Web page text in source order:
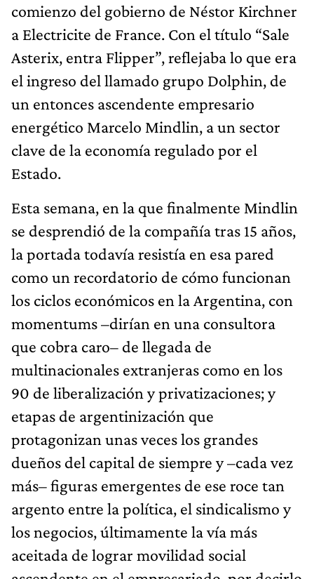
comienzo del gobierno de Néstor Kirchner
a Electricite de France. Con el título “Sale
Asterix, entra Flipper”, reflejaba lo que era
el ingreso del llamado grupo Dolphin, de
un entonces ascendente empresario
energético Marcelo Mindlin, a un sector
clave de la economía regulado por el
Estado.
Esta semana, en la que finalmente Mindlin
se desprendió de la compañía tras 15 años,
la portada todavía resistía en esa pared
como un recordatorio de cómo funcionan
los ciclos económicos en la Argentina, con
momentums –dirían en una consultora
que cobra caro– de llegada de
multinacionales extranjeras como en los
90 de liberalización y privatizaciones; y
etapas de argentinización que
protagonizan unas veces los grandes
dueños del capital de siempre y –cada vez
más– figuras emergentes de ese roce tan
argento entre la política, el sindicalismo y
los negocios, últimamente la vía más
aceitada de lograr movilidad social